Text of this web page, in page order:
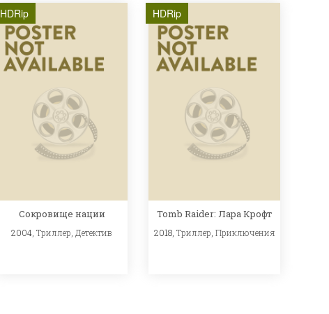
HDRip
Сокровище нации
2004, Триллер Детектив
HDRip
Tomb Raider: Лара Крофт
2018, Триллер Приключения